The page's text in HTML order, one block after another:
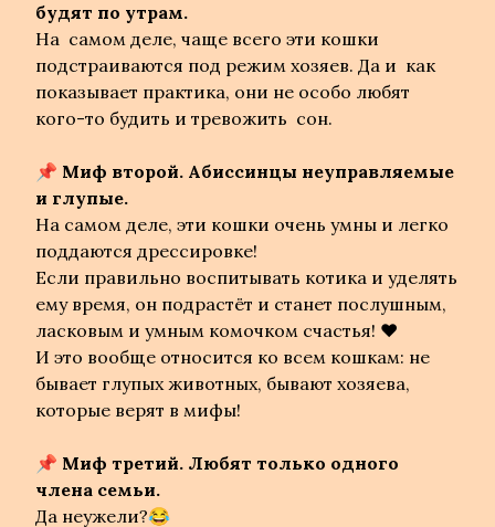
будят по утрам.
На самом деле, чаще всего эти кошки
подстраиваются под режим хозяев. Да и как
показывает практика, они не особо любят
кого-то будить и тревожить сон.
📌 Миф второй. Абиссинцы неуправляемые
и глупые.
На самом деле, эти кошки очень умны и легко
поддаются дрессировке!
Если правильно воспитывать котика и уделять
ему время, он подрастёт и станет послушным,
ласковым и умным комочком счастья! ❤️
И это вообще относится ко всем кошкам: не
бывает глупых животных, бывают хозяева,
которые верят в мифы!
📌 Миф третий. Любят только одного
члена семьи.
Да неужели?😂